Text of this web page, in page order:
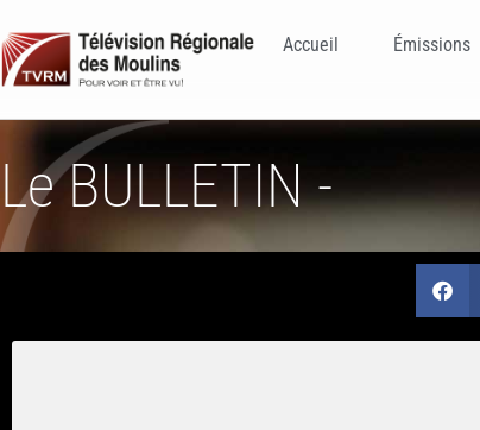
Accueil Émissions
Le BULLETIN -